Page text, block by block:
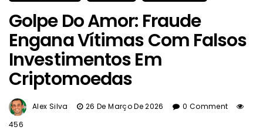
Golpe Do Amor: Fraude
Engana Vítimas Com Falsos
Investimentos Em
Criptomoedas
Alex Silva 26 De Março De 2026
0 Comment
456